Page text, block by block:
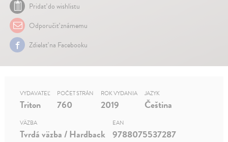
Pridať do wishlistu
Odporučiť známemu
Zdielať na Facebooku
VYDAVATEĽ
Triton
POČET STRÁN
760
ROK VYDANIA
2019
JAZYK
Čeština
VÄZBA
Tvrdá väzba / Hardback
EAN
9788075537287